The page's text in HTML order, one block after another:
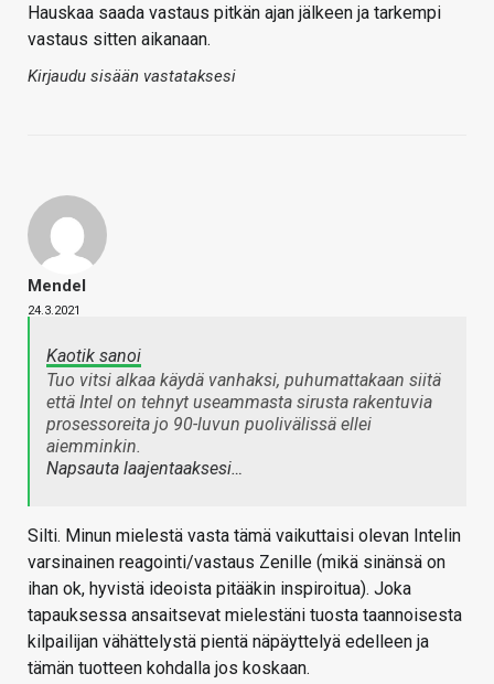
Hauskaa saada vastaus pitkän ajan jälkeen ja tarkempi
vastaus sitten aikanaan.
Kirjaudu sisään vastataksesi
Mendel
24.3.2021
Kaotik sanoi
Tuo vitsi alkaa käydä vanhaksi, puhumattakaan siitä
että Intel on tehnyt useammasta sirusta rakentuvia
prosessoreita jo 90-luvun puolivälissä ellei
aiemminkin.
Napsauta laajentaaksesi…
Silti. Minun mielestä vasta tämä vaikuttaisi olevan Intelin
varsinainen reagointi/vastaus Zenille (mikä sinänsä on
ihan ok, hyvistä ideoista pitääkin inspiroitua). Joka
tapauksessa ansaitsevat mielestäni tuosta taannoisesta
kilpailijan vähättelystä pientä näpäyttelyä edelleen ja
tämän tuotteen kohdalla jos koskaan.